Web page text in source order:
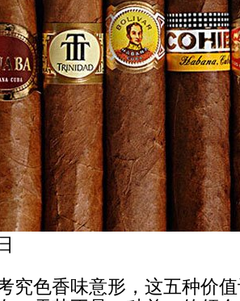
色香味意形，这五种价值